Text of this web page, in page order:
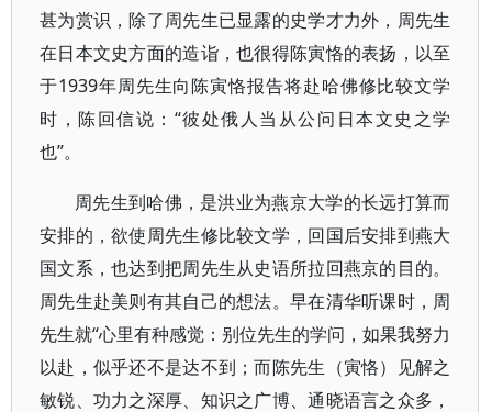
甚为赏识，除了周先生已显露的史学才力外，周先生
在日本文史方面的造诣，也很得陈寅恪的表扬，以至
于1939年周先生向陈寅恪报告将赴哈佛修比较文学
时，陈回信说：“彼处俄人当从公问日本文史之学
也”。
周先生到哈佛，是洪业为燕京大学的长远打算而
安排的，欲使周先生修比较文学，回国后安排到燕大
国文系，也达到把周先生从史语所拉回燕京的目的。
周先生赴美则有其自己的想法。早在清华听课时，周
先生就“心里有种感觉：别位先生的学问，如果我努力
以赴，似乎还不是达不到；而陈先生（寅恪）见解之
敏锐、功力之深厚、知识之广博、通晓语言之众多，